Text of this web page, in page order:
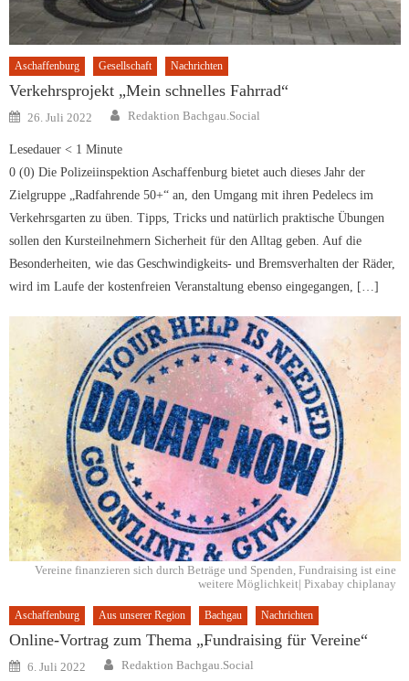
Aschaffenburg Gesellschaft Nachrichten
Verkehrsprojekt „Mein schnelles Fahrrad“
Posted
on
26. Juli 2022 Author
Redaktion Bachgau.Social
Lesedauer < 1 Minute
0 (0) Die Polizeiinspektion Aschaffenburg bietet auch dieses Jahr der
Zielgruppe „Radfahrende 50+“ an, den Umgang mit ihren Pedelecs im
Verkehrsgarten zu üben. Tipps, Tricks und natürlich praktische Übungen
sollen den Kursteilnehmern Sicherheit für den Alltag geben. Auf die
Besonderheiten, wie das Geschwindigkeits- und Bremsverhalten der Räder,
wird im Laufe der kostenfreien Veranstaltung ebenso eingegangen, […]
Vereine finanzieren sich durch Beträge und Spenden, Fundraising ist eine
weitere Möglichkeit| Pixabay chiplanay
Aschaffenburg Aus unserer Region Bachgau Nachrichten
Online-Vortrag zum Thema „Fundraising für Vereine“
Posted
on
6. Juli 2022 Author
Redaktion Bachgau.Social